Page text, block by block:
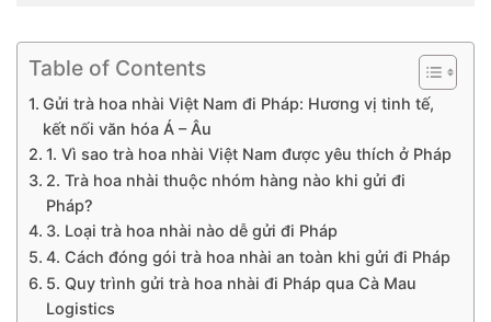
Table of Contents
Gửi trà hoa nhài Việt Nam đi Pháp: Hương vị tinh tế,
kết nối văn hóa Á – Âu
1. Vì sao trà hoa nhài Việt Nam được yêu thích ở Pháp
2. Trà hoa nhài thuộc nhóm hàng nào khi gửi đi
Pháp?
3. Loại trà hoa nhài nào dễ gửi đi Pháp
4. Cách đóng gói trà hoa nhài an toàn khi gửi đi Pháp
5. Quy trình gửi trà hoa nhài đi Pháp qua Cà Mau
Logistics